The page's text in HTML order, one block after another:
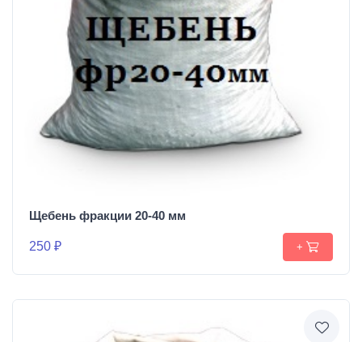
Щебень фракции 20-40 мм
250 ₽ +